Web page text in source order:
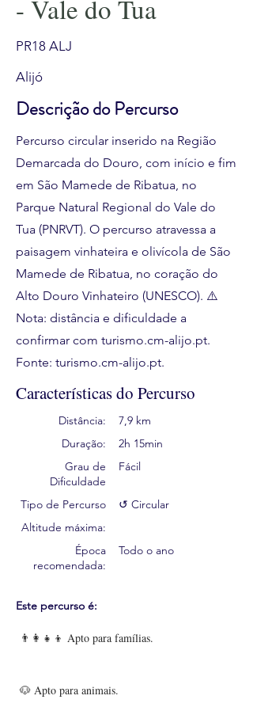
- Vale do Tua
PR18 ALJ
Alijó
Descrição do Percurso
Percurso circular inserido na Região
Demarcada do Douro, com início e fim
em São Mamede de Ribatua, no
Parque Natural Regional do Vale do
Tua (PNRVT). O percurso atravessa a
paisagem vinhateira e olivícola de São
Mamede de Ribatua, no coração do
Alto Douro Vinhateiro (UNESCO). ⚠️
Nota: distância e dificuldade a
confirmar com turismo.cm-alijo.pt.
Fonte: turismo.cm-alijo.pt.
Características do Percurso
Distância:
Duração:
Grau de
Dificuldade
Tipo de Percurso
Altitude máxima:
Época
recomendada:
7,9 km
2h 15min
Fácil
↺ Circular
Todo o ano
Este percurso é:
👨‍👩‍👧‍👦 Apto para famílias.
🐶 Apto para animais.